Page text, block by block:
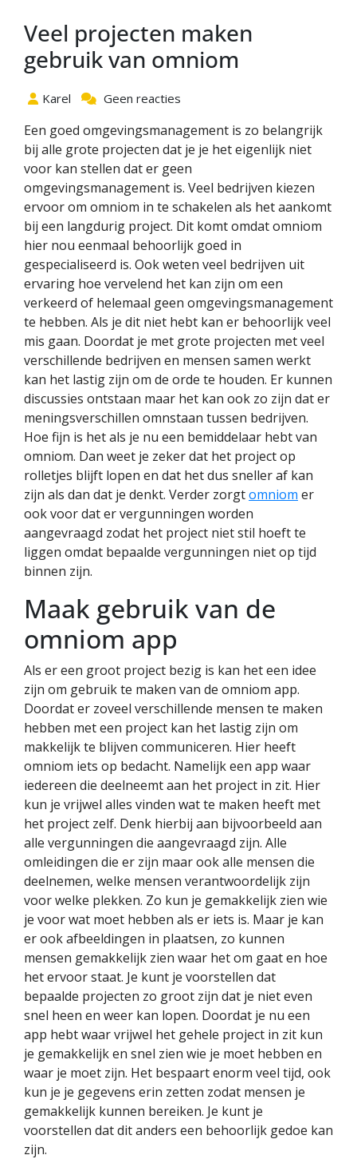
Veel projecten maken
gebruik van omniom
Karel Geen reacties
Een goed omgevingsmanagement is zo belangrijk
bij alle grote projecten dat je je het eigenlijk niet
voor kan stellen dat er geen
omgevingsmanagement is. Veel bedrijven kiezen
ervoor om omniom in te schakelen als het aankomt
bij een langdurig project. Dit komt omdat omniom
hier nou eenmaal behoorlijk goed in
gespecialiseerd is. Ook weten veel bedrijven uit
ervaring hoe vervelend het kan zijn om een
verkeerd of helemaal geen omgevingsmanagement
te hebben. Als je dit niet hebt kan er behoorlijk veel
mis gaan. Doordat je met grote projecten met veel
verschillende bedrijven en mensen samen werkt
kan het lastig zijn om de orde te houden. Er kunnen
discussies ontstaan maar het kan ook zo zijn dat er
meningsverschillen omnstaan tussen bedrijven.
Hoe fijn is het als je nu een bemiddelaar hebt van
omniom. Dan weet je zeker dat het project op
rolletjes blijft lopen en dat het dus sneller af kan
zijn als dan dat je denkt. Verder zorgtomniom er
ook voor dat er vergunningen worden
aangevraagd zodat het project niet stil hoeft te
liggen omdat bepaalde vergunningen niet op tijd
binnen zijn.
Maak gebruik van de
omniom app
Als er een groot project bezig is kan het een idee
zijn om gebruik te maken van de omniom app.
Doordat er zoveel verschillende mensen te maken
hebben met een project kan het lastig zijn om
makkelijk te blijven communiceren. Hier heeft
omniom iets op bedacht. Namelijk een app waar
iedereen die deelneemt aan het project in zit. Hier
kun je vrijwel alles vinden wat te maken heeft met
het project zelf. Denk hierbij aan bijvoorbeeld aan
alle vergunningen die aangevraagd zijn. Alle
omleidingen die er zijn maar ook alle mensen die
deelnemen, welke mensen verantwoordelijk zijn
voor welke plekken. Zo kun je gemakkelijk zien wie
je voor wat moet hebben als er iets is. Maar je kan
er ook afbeeldingen in plaatsen, zo kunnen
mensen gemakkelijk zien waar het om gaat en hoe
het ervoor staat. Je kunt je voorstellen dat
bepaalde projecten zo groot zijn dat je niet even
snel heen en weer kan lopen. Doordat je nu een
app hebt waar vrijwel het gehele project in zit kun
je gemakkelijk en snel zien wie je moet hebben en
waar je moet zijn. Het bespaart enorm veel tijd, ook
kun je je gegevens erin zetten zodat mensen je
gemakkelijk kunnen bereiken. Je kunt je
voorstellen dat dit anders een behoorlijk gedoe kan
zijn.